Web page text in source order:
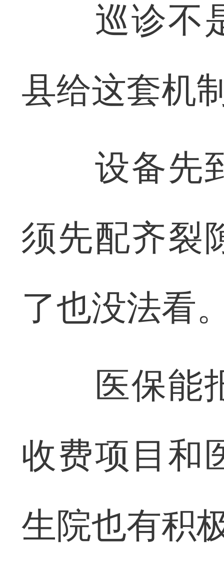
巡诊不是
县给这套机
设备先到
须先配齐裂
了也没法看
医保能报
收费项目和
生院也有积